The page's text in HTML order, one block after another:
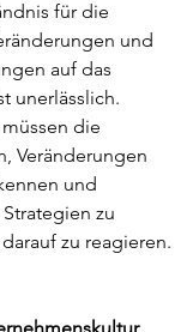
für die
und
auf das
unerlässlich.
die
Veränderungen
und
zu
zu reagieren.